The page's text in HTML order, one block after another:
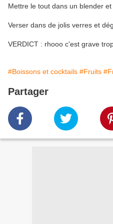
Mettre le tout dans un blender et
Verser dans de jolis verres et
VERDICT : rhooo c'est grave
#Boissons et cocktails #Fruits
Partager